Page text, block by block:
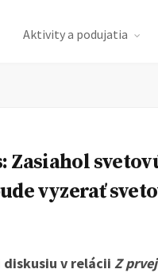
Aktivity a podujatia
Zasiahol
vyzerať
diskusiu v relácii Z